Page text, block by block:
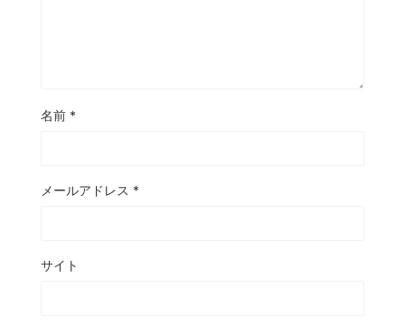
名前 *
メールアドレス *
サイト